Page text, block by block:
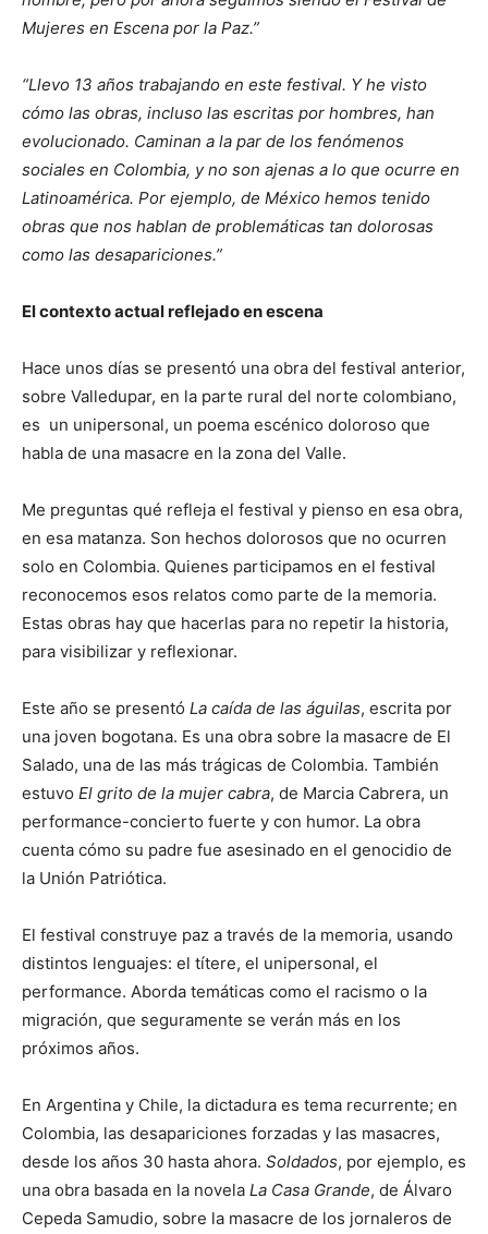
Mujeres en Escena por la Paz.”
“Llevo 13 años trabajando en este festival. Y he visto
cómo las obras, incluso las escritas por hombres, han
evolucionado. Caminan a la par de los fenómenos
sociales en Colombia, y no son ajenas a lo que ocurre en
Latinoamérica. Por ejemplo, de México hemos tenido
obras que nos hablan de problemáticas tan dolorosas
como las desapariciones.”
El contexto actual reflejado en escena
Hace unos días se presentó una obra del festival anterior,
sobre Valledupar, en la parte rural del norte colombiano,
es un unipersonal, un poema escénico doloroso que
habla de una masacre en la zona del Valle.
Me preguntas qué refleja el festival y pienso en esa obra,
en esa matanza. Son hechos dolorosos que no ocurren
solo en Colombia. Quienes participamos en el festival
reconocemos esos relatos como parte de la memoria.
Estas obras hay que hacerlas para no repetir la historia,
para visibilizar y reflexionar.
Este año se presentó La caída de las águilas, escrita por
una joven bogotana. Es una obra sobre la masacre de El
Salado, una de las más trágicas de Colombia. También
estuvo El grito de la mujer cabra, de Marcia Cabrera, un
performance-concierto fuerte y con humor. La obra
cuenta cómo su padre fue asesinado en el genocidio de
la Unión Patriótica.
El festival construye paz a través de la memoria, usando
distintos lenguajes: el títere, el unipersonal, el
performance. Aborda temáticas como el racismo o la
migración, que seguramente se verán más en los
próximos años.
En Argentina y Chile, la dictadura es tema recurrente; en
Colombia, las desapariciones forzadas y las masacres,
desde los años 30 hasta ahora. Soldados, por ejemplo, es
una obra basada en la novela La Casa Grande, de Álvaro
Cepeda Samudio, sobre la masacre de los jornaleros de